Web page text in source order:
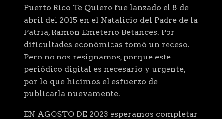
Puerto Rico Te Quiero fue lanzado el 8 de
abril del 2015 en el Natalicio del Padre de la
Patria, Ramón Emeterio Betances. Por
dificultades económicas tomó un receso.
Pero no nos resignamos, porque este
periódico digital es necesario y urgente,
por lo que hicimos el esfuerzo de
publicarla nuevamente.
EN AGOSTO DE 2023 esperamos completar